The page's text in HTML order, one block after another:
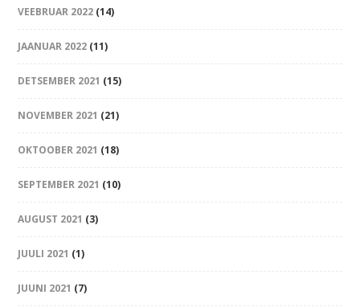
VEEBRUAR 2022 (14)
JAANUAR 2022 (11)
DETSEMBER 2021 (15)
NOVEMBER 2021 (21)
OKTOOBER 2021 (18)
SEPTEMBER 2021 (10)
AUGUST 2021 (3)
JUULI 2021 (1)
JUUNI 2021 (7)